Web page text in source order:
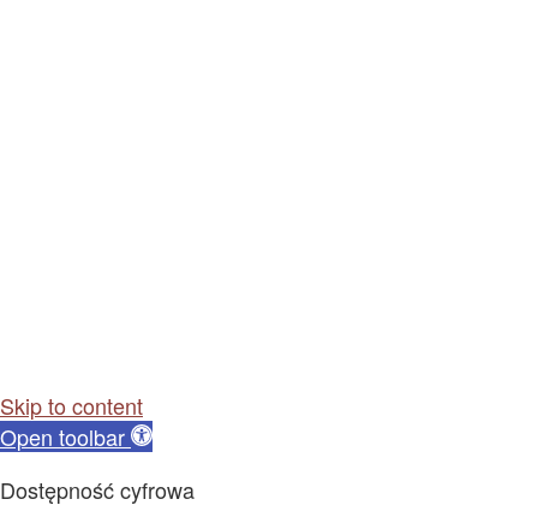
Skip to content
Open toolbar
Dostępność cyfrowa